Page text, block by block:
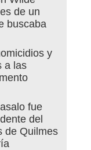
de un
buscaba
y
a las
fue
del
de Quilmes